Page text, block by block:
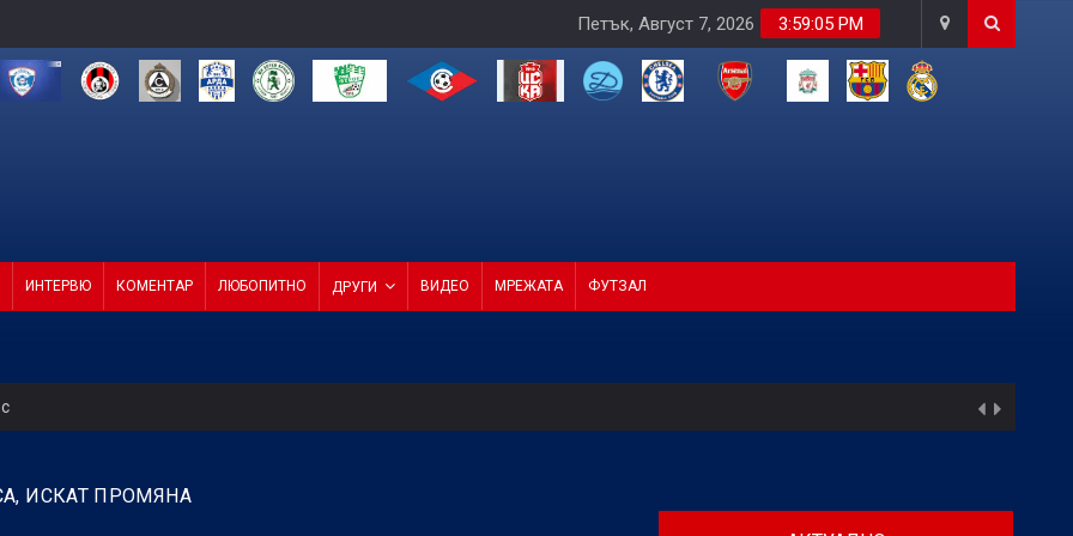
3:59:07 PM
Петък, Август 7, 2026
ИНТЕРВЮ КОМЕНТАР ЛЮБОПИТНО ДРУГИ ВИДЕО МРЕЖАТА ФУТЗАЛ
ход на Левски и срещу Локо (Пд)
ИСКАТ ПРОМЯНА